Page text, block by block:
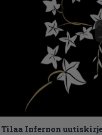
Tilaa Infernon